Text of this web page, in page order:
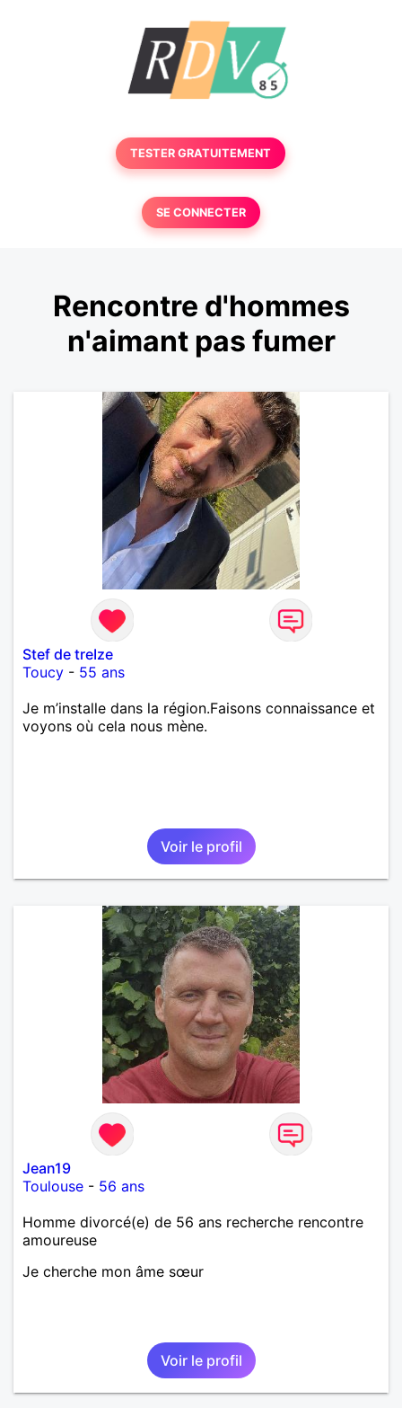
TESTER GRATUITEMENT
SE CONNECTER
Rencontre d'hommes
n'aimant pas fumer
Stef de treIze
Toucy - 55 ans
Je m’installe dans la région.Faisons connaissance et
voyons où cela nous mène.
Voir le profil
Jean19
Toulouse - 56 ans
Homme divorcé(e) de 56 ans recherche rencontre
amoureuse
Je cherche mon âme sœur
Voir le profil